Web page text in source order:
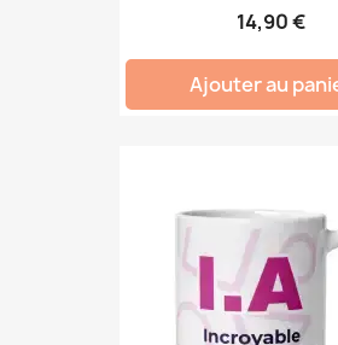
14,90 €
Ajouter au